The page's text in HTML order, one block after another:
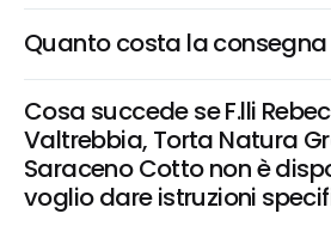
Quanto costa la consegna
Cosa succede se F.lli
Valtrebbia, Torta Natura
Saraceno Cotto non è
voglio dare istruzioni